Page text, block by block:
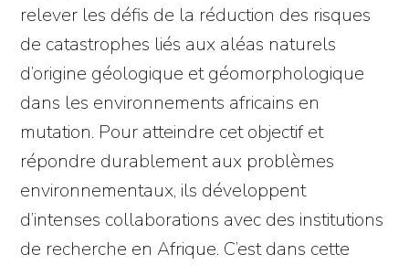
relever les défis de la réduction des risques
de catastrophes liés aux aléas naturels
d’origine géologique et géomorphologique
dans les environnements africains en
mutation. Pour atteindre cet objectif et
répondre durablement aux problèmes
environnementaux, ils développent
d’intenses collaborations avec des institutions
de recherche en Afrique. C’est dans cette